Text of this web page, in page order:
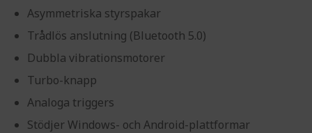
Asymmetriska styrspakar
Trådlös anslutning (Bluetooth 5.0)
Dubbla vibrationsmotorer
Turbo-knapp
Analoga triggers
Stödjer Windows- och Android-plattformar